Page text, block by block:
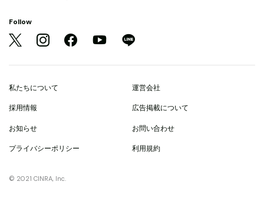
Follow
私たちについて 運営会社
採用情報 広告掲載について
お知らせ お問い合わせ
プライバシーポリシー 利用規約
© 2021 CINRA, Inc.